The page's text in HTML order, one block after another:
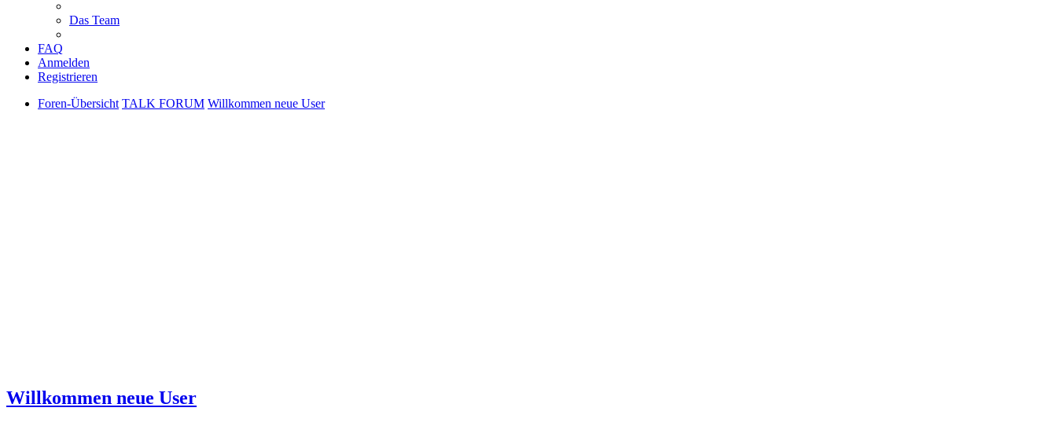
Das Team
FAQ
Anmelden
Registrieren
Foren-Übersicht TALK FORUM Willkommen neue User
Willkommen neue User